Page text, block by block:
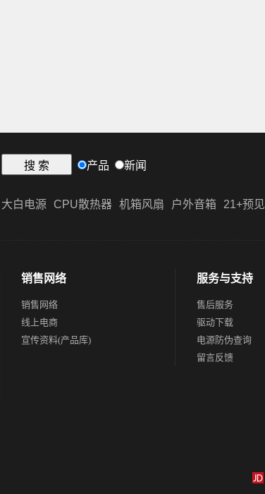
产品 新闻
大白电源 CPU散热器 机箱风扇 户外音箱 21+预见
销售网络
销售网络
线上电商
宣传资料(产品库)
服务与支持
售后服务
驱动下载
电源防伪查询
留言反馈